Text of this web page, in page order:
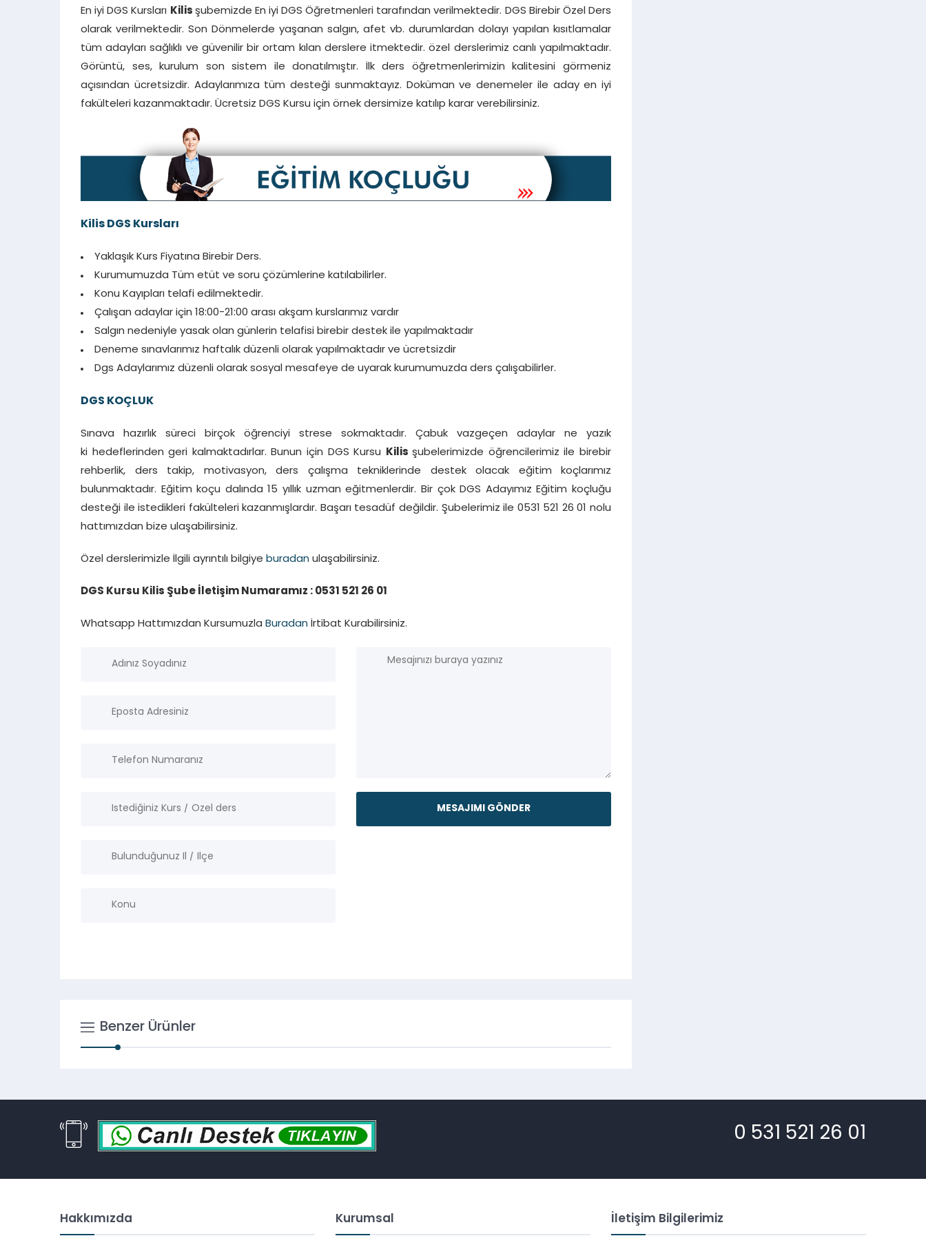
En iyi DGS Kursları Kilis şubemizde En iyi DGS Öğretmenleri tarafından verilmektedir. DGS Birebir Özel Ders
olarak verilmektedir. Son Dönmelerde yaşanan salgın, afet vb. durumlardan dolayı yapılan kısıtlamalar
tüm adayları sağlıklı ve güvenilir bir ortam kılan derslere itmektedir. özel derslerimiz canlı yapılmaktadır.
Görüntü, ses, kurulum son sistem ile donatılmıştır. İlk ders öğretmenlerimizin kalitesini görmeniz
açısından ücretsizdir. Adaylarımıza tüm desteği sunmaktayız. Doküman ve denemeler ile aday en iyi
fakülteleri kazanmaktadır. Ücretsiz DGS Kursu için örnek dersimize katılıp karar verebilirsiniz.
Kilis DGS Kursları
Yaklaşık Kurs Fiyatına Birebir Ders.
Kurumumuzda Tüm etüt ve soru çözümlerine katılabilirler.
Konu Kayıpları telafi edilmektedir.
Çalışan adaylar için 18:00-21:00 arası akşam kurslarımız vardır
Salgın nedeniyle yasak olan günlerin telafisi birebir destek ile yapılmaktadır
Deneme sınavlarımız haftalık düzenli olarak yapılmaktadır ve ücretsizdir
Dgs Adaylarımız düzenli olarak sosyal mesafeye de uyarak kurumumuzda ders çalışabilirler.
DGS KOÇLUK
Sınava hazırlık süreci birçok öğrenciyi strese sokmaktadır. Çabuk vazgeçen adaylar ne yazık
ki hedeflerinden geri kalmaktadırlar. Bunun için DGS Kursu
Kilis şubelerimizde öğrencilerimiz ile birebir
rehberlik, ders takip, motivasyon, ders çalışma tekniklerinde destek olacak eğitim koçlarımız
bulunmaktadır. Eğitim koçu dalında 15 yıllık uzman eğitmenlerdir. Bir çok DGS Adayımız Eğitim koçluğu
desteği ile istedikleri fakülteleri kazanmışlardır. Başarı tesadüf değildir. Şubelerimiz ile 0531 521 26 01 nolu
hattımızdan bize ulaşabilirsiniz.
Özel derslerimizle İlgili ayrıntılı bilgiye buradan ulaşabilirsiniz.
DGS Kursu Kilis Şube İletişim Numaramız : 0531 521 26 01
Whatsapp Hattımızdan Kursumuzla Buradan İrtibat Kurabilirsiniz.
Benzer Ürünler
0 531 521 26 01
Hakkımızda Kurumsal İletişim Bilgilerimiz